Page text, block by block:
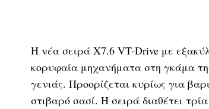
Η νέα σειρά X7.6 VT-Drive με
κορυφαία μηχανήματα στη γκάμα
γενιάς. Προορίζεται κυρίως για
στιβαρό σασί. Η σειρά διαθέτει